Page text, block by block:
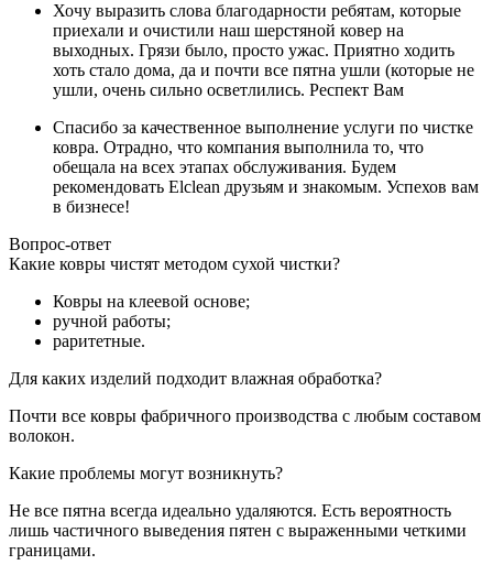
Хочу выразить слова благодарности ребятам, которые
приехали и очистили наш шерстяной ковер на
выходных. Грязи было, просто ужас. Приятно ходить
хоть стало дома, да и почти все пятна ушли (которые не
ушли, очень сильно осветлились. Респект Вам
Спасибо за качественное выполнение услуги по чистке
ковра. Отрадно, что компания выполнила то, что
обещала на всех этапах обслуживания. Будем
рекомендовать Elclean друзьям и знакомым. Успехов вам
в бизнесе!
Вопрос-ответ
Какие ковры чистят методом сухой чистки?
Ковры на клеевой основе;
ручной работы;
раритетные.
Для каких изделий подходит влажная обработка?
Почти все ковры фабричного производства с любым составом
волокон.
Какие проблемы могут возникнуть?
Не все пятна всегда идеально удаляются. Есть вероятность
лишь частичного выведения пятен с выраженными четкими
границами.